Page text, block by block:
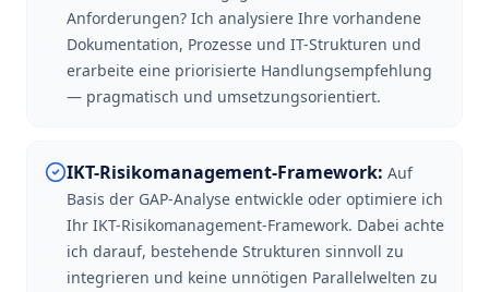
Anforderungen? Ich analysiere Ihre vorhandene
Dokumentation, Prozesse und IT-Strukturen und
erarbeite eine priorisierte Handlungsempfehlung
— pragmatisch und umsetzungsorientiert.
IKT-Risikomanagement-Framework: Auf
Basis der GAP-Analyse entwickle oder optimiere ich
Ihr IKT-Risikomanagement-Framework. Dabei achte
ich darauf, bestehende Strukturen sinnvoll zu
integrieren und keine unnötigen Parallelwelten zu